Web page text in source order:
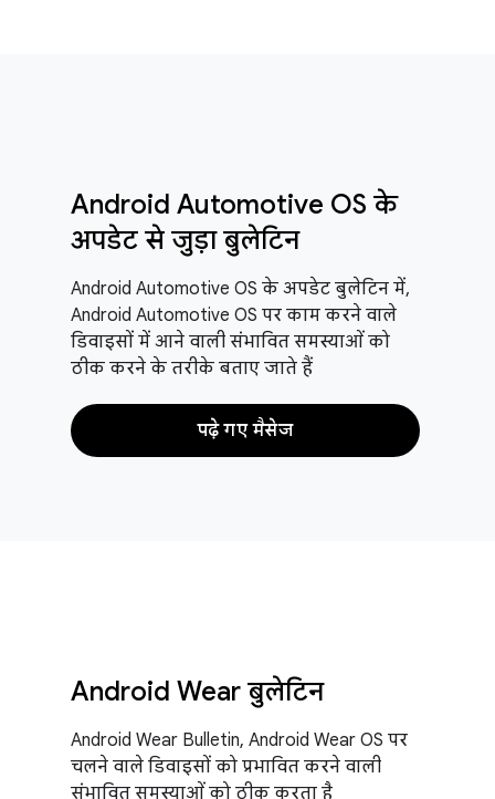
Android Automotive OS के
अपडेट से जुड़ा बुलेटिन
Android Automotive OS के अपडेट बुलेटिन में,
Android Automotive OS पर काम करने वाले
डिवाइसों में आने वाली संभावित समस्याओं को
ठीक करने के तरीके बताए जाते हैं
पढ़े गए मैसेज
Android Wear बुलेटिन
Android Wear Bulletin, Android Wear OS पर
चलने वाले डिवाइसों को प्रभावित करने वाली
संभावित समस्याओं को ठीक करता है